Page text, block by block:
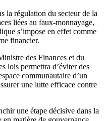
la régulation du secteur de la
liées au faux-monnayage,
s’impose en effet comme
financier.
des Finances et du
lois permettra d’éviter des
communautaire d’un
une lutte efficace contre
une étape décisive dans la